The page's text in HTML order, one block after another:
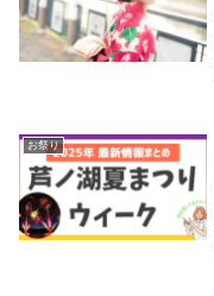
お祭り